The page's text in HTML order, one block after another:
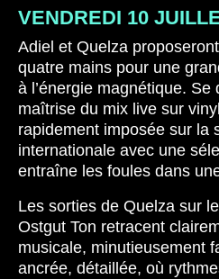
VENDREDI 10
Adiel et Quelza
quatre mains pour une
à l’énergie magnétique. Se
maîtrise du mix live sur
rapidement imposée sur la
internationale avec une
entraîne les foules dans
Les sorties de Quelza sur
Ostgut Ton retracent
musicale, minutieusement
ancrée, détaillée, où